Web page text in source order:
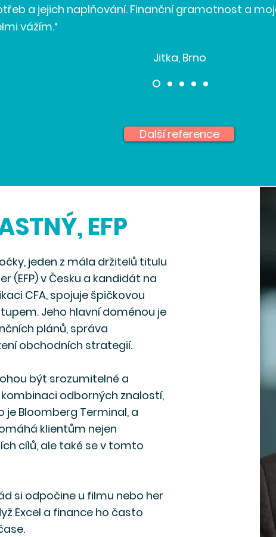
a jejich naplňování. Finanční gramotnost a
vážím.“
Jitka, Brno
Další reference
EFP
jeden z mála držitelů titulu
(EFP) v Česku a kandidát na
CFA, spojuje špičkovou
Jeho hlavní doménou je
plánů, správa
obchodních strategií.
být srozumitelné a
odborných znalostí,
je Bloomberg Terminal, a
klientům nejen
cílů, ale také se v tomto
si odpočine u filmu nebo her
Excel a finance ho často